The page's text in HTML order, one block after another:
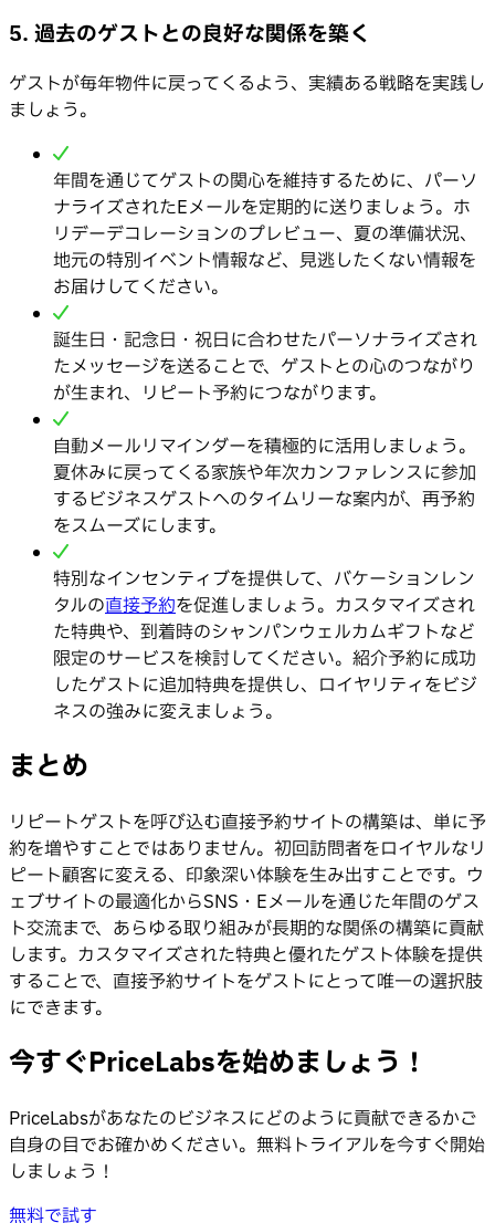
5. 過去のゲストとの良好な関係を築く
ゲストが毎年物件に戻ってくるよう、実績ある戦略を実践し
ましょう。
年間を通じてゲストの関心を維持するために、パーソ
ナライズされたEメールを定期的に送りましょう。ホ
リデーデコレーションのプレビュー、夏の準備状況、
地元の特別イベント情報など、見逃したくない情報を
お届けしてください。
誕生日・記念日・祝日に合わせたパーソナライズされ
たメッセージを送ることで、ゲストとの心のつながり
が生まれ、リピート予約につながります。
自動メールリマインダーを積極的に活用しましょう。
夏休みに戻ってくる家族や年次カンファレンスに参加
するビジネスゲストへのタイムリーな案内が、再予約
をスムーズにします。
特別なインセンティブを提供して、バケーションレン
タルの直接予約を促進しましょう。カスタマイズされ
た特典や、到着時のシャンパンウェルカムギフトなど
限定のサービスを検討してください。紹介予約に成功
したゲストに追加特典を提供し、ロイヤリティをビジ
ネスの強みに変えましょう。
まとめ
リピートゲストを呼び込む直接予約サイトの構築は、単に予
約を増やすことではありません。初回訪問者をロイヤルなリ
ピート顧客に変える、印象深い体験を生み出すことです。ウ
ェブサイトの最適化からSNS・Eメールを通じた年間のゲス
ト交流まで、あらゆる取り組みが長期的な関係の構築に貢献
します。カスタマイズされた特典と優れたゲスト体験を提供
することで、直接予約サイトをゲストにとって唯一の選択肢
にできます。
今すぐPriceLabsを始めましょう！
PriceLabsがあなたのビジネスにどのように貢献できるかご
自身の目でお確かめください。無料トライアルを今すぐ開始
しましょう！
無料で試す